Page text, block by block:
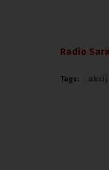
Radio
Tags: